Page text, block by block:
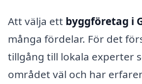
Att välja ett byggföretag i
många fördelar. För det
tillgång till lokala experter
området väl och har